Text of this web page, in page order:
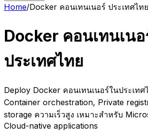
Home/Docker คอนเทนเนอร์ ประเทศไทย
Docker คอนเทนเนอ
ประเทศไทย
Deploy Docker คอนเทนเนอร์ในประเท
Container orchestration, Private
storage ความเร็วสูง เหมาะสำหรับ
Cloud-native applications